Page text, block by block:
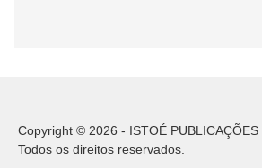
Copyright © 2026 - ISTOÉ PUBLICAÇÕES
Todos os direitos reservados.